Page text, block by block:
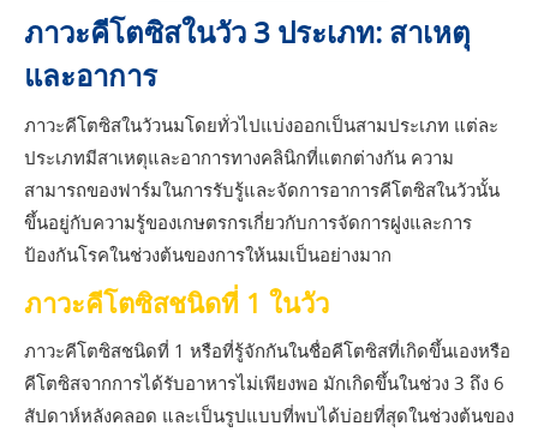
ภาวะคีโตซิสในวัว 3 ประเภท: สาเหตุ
และอาการ
ภาวะคีโตซิสในวัวนมโดยทั่วไปแบ่งออกเป็นสามประเภท แต่ละ
ประเภทมีสาเหตุและอาการทางคลินิกที่แตกต่างกัน ความ
สามารถของฟาร์มในการรับรู้และจัดการอาการคีโตซิสในวัวนั้น
ขึ้นอยู่กับความรู้ของเกษตรกรเกี่ยวกับการจัดการฝูงและการ
ป้องกันโรคในช่วงต้นของการให้นมเป็นอย่างมาก
ภาวะคีโตซิสชนิดที่ 1 ในวัว
ภาวะคีโตซิสชนิดที่ 1 หรือที่รู้จักกันในชื่อคีโตซิสที่เกิดขึ้นเองหรือ
คีโตซิสจากการได้รับอาหารไม่เพียงพอ มักเกิดขึ้นในช่วง 3 ถึง 6
สัปดาห์หลังคลอด และเป็นรูปแบบที่พบได้บ่อยที่สุดในช่วงต้นของ